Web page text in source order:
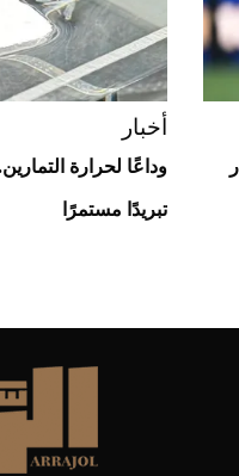
Aston Martin Valiant: على هوى الأبطال
أخبار
وداعًا لحرارة
تبريدًا مستمرًا